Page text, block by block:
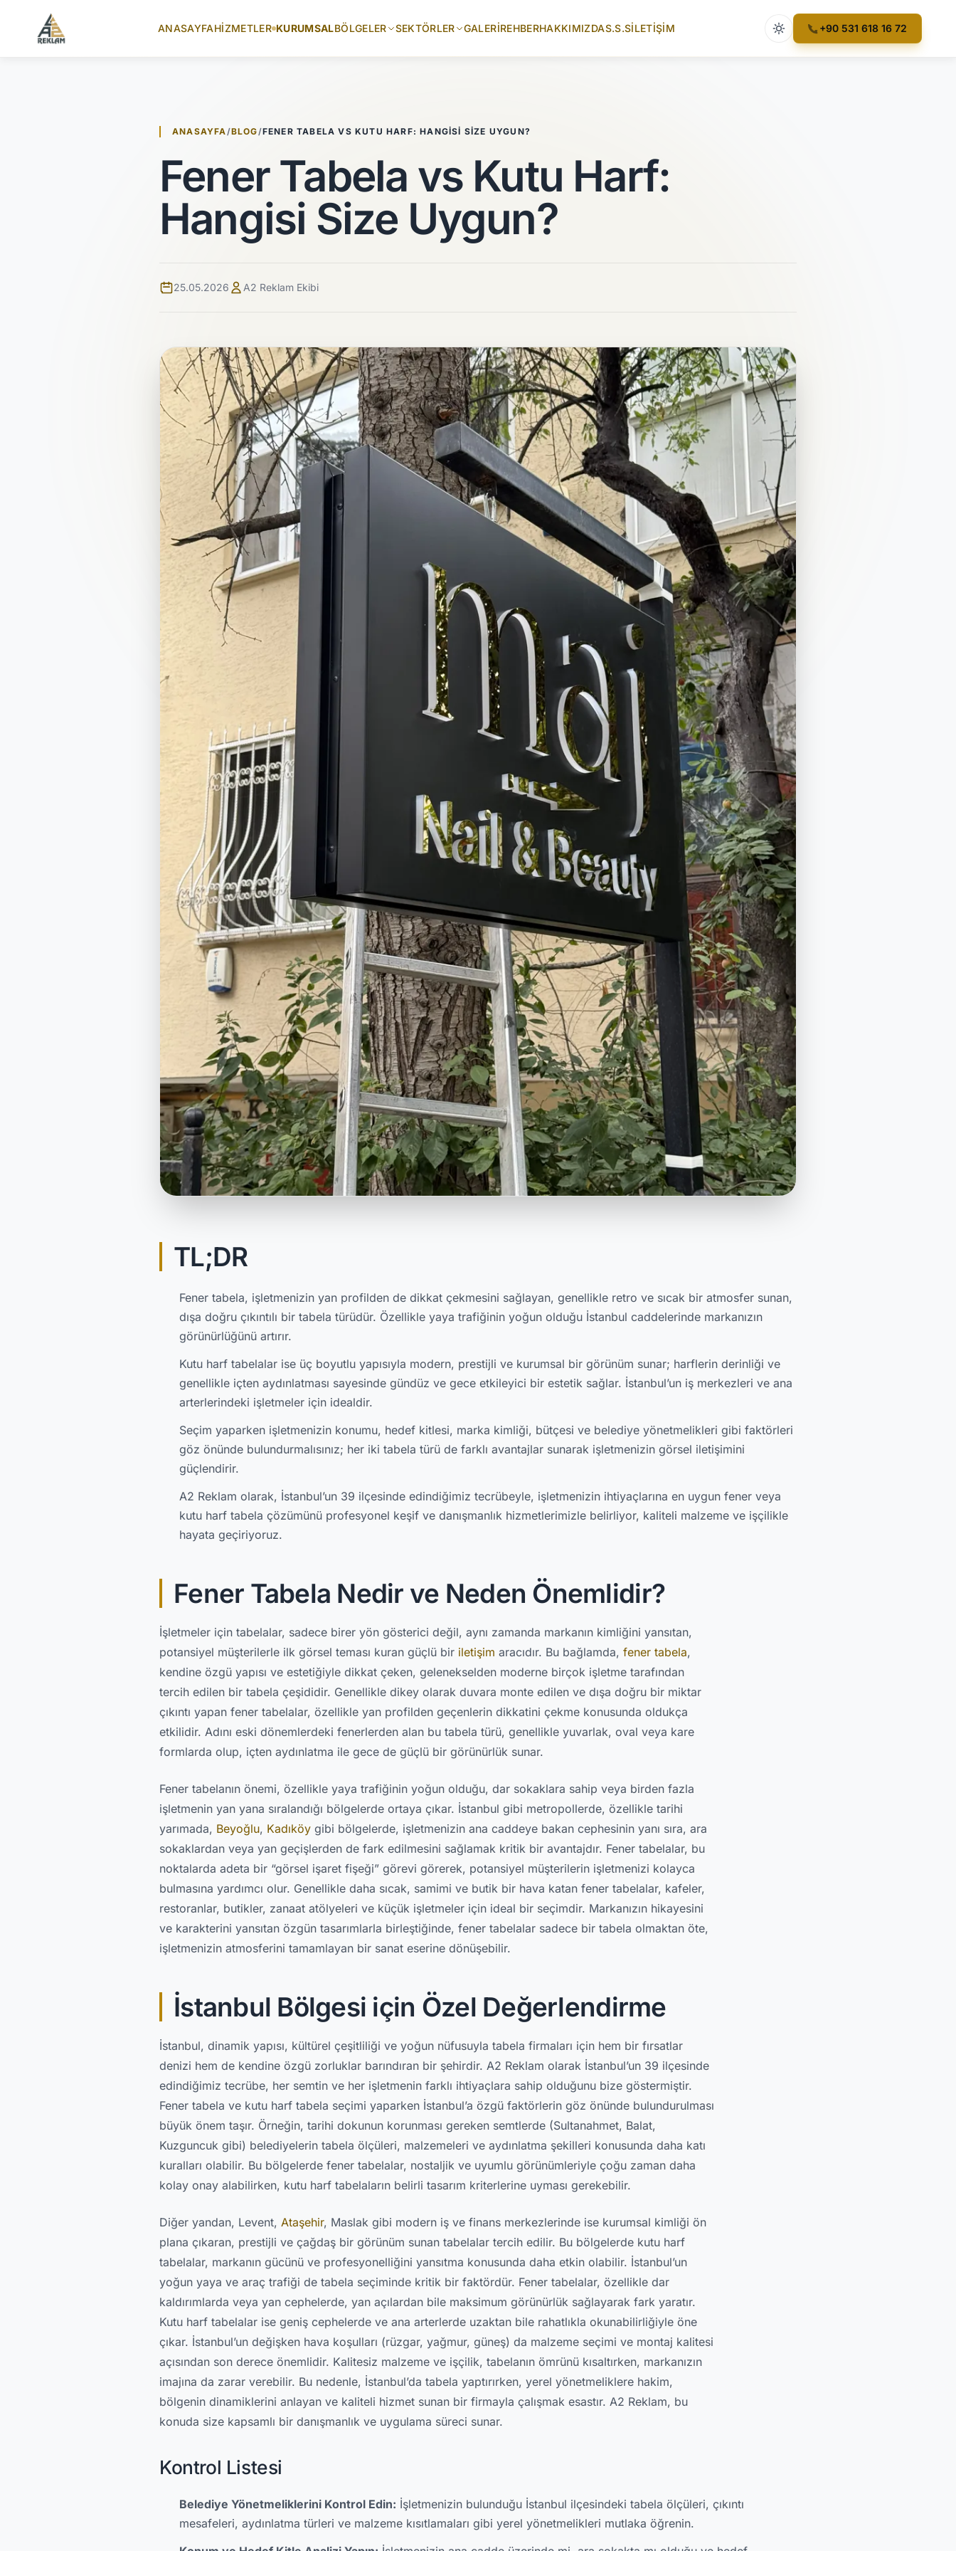
ANASAYFAHIZMETLER KURUMSALBÖLGELER SEKTÖRLER GALERIREHBERHAKKIMIZDAS.S.SİLETIŞIM Açık tema etkin
+90 531 618 16 72
ANASAYFA/BLOG/FENER TABELA VS KUTU HARF: HANGISI SIZE UYGUN?
Fener Tabela vs Kutu Harf:
Hangisi Size Uygun?
25.05.2026 A2 Reklam Ekibi
TL;DR
Fener tabela, işletmenizin yan profilden de dikkat çekmesini sağlayan, genellikle retro ve sıcak bir atmosfer sunan,
dışa doğru çıkıntılı bir tabela türüdür. Özellikle yaya trafiğinin yoğun olduğu İstanbul caddelerinde markanızın
görünürlüğünü artırır.
Kutu harf tabelalar ise üç boyutlu yapısıyla modern, prestijli ve kurumsal bir görünüm sunar; harflerin derinliği ve
genellikle içten aydınlatması sayesinde gündüz ve gece etkileyici bir estetik sağlar. İstanbul’un iş merkezleri ve ana
arterlerindeki işletmeler için idealdir.
Seçim yaparken işletmenizin konumu, hedef kitlesi, marka kimliği, bütçesi ve belediye yönetmelikleri gibi faktörleri
göz önünde bulundurmalısınız; her iki tabela türü de farklı avantajlar sunarak işletmenizin görsel iletişimini
güçlendirir.
A2 Reklam olarak, İstanbul’un 39 ilçesinde edindiğimiz tecrübeyle, işletmenizin ihtiyaçlarına en uygun fener veya
kutu harf tabela çözümünü profesyonel keşif ve danışmanlık hizmetlerimizle belirliyor, kaliteli malzeme ve işçilikle
hayata geçiriyoruz.
Fener Tabela Nedir ve Neden Önemlidir?
İşletmeler için tabelalar, sadece birer yön gösterici değil, aynı zamanda markanın kimliğini yansıtan,
potansiyel müşterilerle ilk görsel teması kuran güçlü bir iletişim aracıdır. Bu bağlamda, fener tabela,
kendine özgü yapısı ve estetiğiyle dikkat çeken, gelenekselden moderne birçok işletme tarafından
tercih edilen bir tabela çeşididir. Genellikle dikey olarak duvara monte edilen ve dışa doğru bir miktar
çıkıntı yapan fener tabelalar, özellikle yan profilden geçenlerin dikkatini çekme konusunda oldukça
etkilidir. Adını eski dönemlerdeki fenerlerden alan bu tabela türü, genellikle yuvarlak, oval veya kare
formlarda olup, içten aydınlatma ile gece de güçlü bir görünürlük sunar.
Fener tabelanın önemi, özellikle yaya trafiğinin yoğun olduğu, dar sokaklara sahip veya birden fazla
işletmenin yan yana sıralandığı bölgelerde ortaya çıkar. İstanbul gibi metropollerde, özellikle tarihi
yarımada, Beyoğlu, Kadıköy gibi bölgelerde, işletmenizin ana caddeye bakan cephesinin yanı sıra, ara
sokaklardan veya yan geçişlerden de fark edilmesini sağlamak kritik bir avantajdır. Fener tabelalar, bu
noktalarda adeta bir “görsel işaret fişeği” görevi görerek, potansiyel müşterilerin işletmenizi kolayca
bulmasına yardımcı olur. Genellikle daha sıcak, samimi ve butik bir hava katan fener tabelalar, kafeler,
restoranlar, butikler, zanaat atölyeleri ve küçük işletmeler için ideal bir seçimdir. Markanızın hikayesini
ve karakterini yansıtan özgün tasarımlarla birleştiğinde, fener tabelalar sadece bir tabela olmaktan öte,
işletmenizin atmosferini tamamlayan bir sanat eserine dönüşebilir.
İstanbul Bölgesi için Özel Değerlendirme
İstanbul, dinamik yapısı, kültürel çeşitliliği ve yoğun nüfusuyla tabela firmaları için hem bir fırsatlar
denizi hem de kendine özgü zorluklar barındıran bir şehirdir. A2 Reklam olarak İstanbul’un 39 ilçesinde
edindiğimiz tecrübe, her semtin ve her işletmenin farklı ihtiyaçlara sahip olduğunu bize göstermiştir.
Fener tabela ve kutu harf tabela seçimi yaparken İstanbul’a özgü faktörlerin göz önünde bulundurulması
büyük önem taşır. Örneğin, tarihi dokunun korunması gereken semtlerde (Sultanahmet, Balat,
Kuzguncuk gibi) belediyelerin tabela ölçüleri, malzemeleri ve aydınlatma şekilleri konusunda daha katı
kuralları olabilir. Bu bölgelerde fener tabelalar, nostaljik ve uyumlu görünümleriyle çoğu zaman daha
kolay onay alabilirken, kutu harf tabelaların belirli tasarım kriterlerine uyması gerekebilir.
Diğer yandan, Levent, Ataşehir, Maslak gibi modern iş ve finans merkezlerinde ise kurumsal kimliği ön
plana çıkaran, prestijli ve çağdaş bir görünüm sunan tabelalar tercih edilir. Bu bölgelerde kutu harf
tabelalar, markanın gücünü ve profesyonelliğini yansıtma konusunda daha etkin olabilir. İstanbul’un
yoğun yaya ve araç trafiği de tabela seçiminde kritik bir faktördür. Fener tabelalar, özellikle dar
kaldırımlarda veya yan cephelerde, yan açılardan bile maksimum görünürlük sağlayarak fark yaratır.
Kutu harf tabelalar ise geniş cephelerde ve ana arterlerde uzaktan bile rahatlıkla okunabilirliğiyle öne
çıkar. İstanbul’un değişken hava koşulları (rüzgar, yağmur, güneş) da malzeme seçimi ve montaj kalitesi
açısından son derece önemlidir. Kalitesiz malzeme ve işçilik, tabelanın ömrünü kısaltırken, markanızın
imajına da zarar verebilir. Bu nedenle, İstanbul’da tabela yaptırırken, yerel yönetmeliklere hakim,
bölgenin dinamiklerini anlayan ve kaliteli hizmet sunan bir firmayla çalışmak esastır. A2 Reklam, bu
konuda size kapsamlı bir danışmanlık ve uygulama süreci sunar.
Kontrol Listesi
Belediye Yönetmeliklerini Kontrol Edin: İşletmenizin bulunduğu İstanbul ilçesindeki tabela ölçüleri, çıkıntı
mesafeleri, aydınlatma türleri ve malzeme kısıtlamaları gibi yerel yönetmelikleri mutlaka öğrenin.